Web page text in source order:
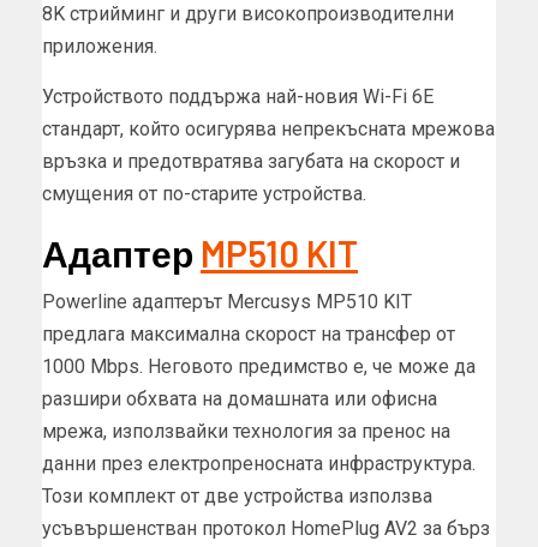
8K стрийминг и други високопроизводителни
приложения.
Устройството поддържа най-новия Wi-Fi 6E
стандарт, който осигурява непрекъсната мрежова
връзка и предотвратява загубата на скорост и
смущения от по-старите устройства.
Адаптер MP510 KIT
Powerline адаптерът Mercusys MP510 KIT
предлага максимална скорост на трансфер от
1000 Mbps. Неговото предимство е, че може да
разшири обхвата на домашната или офисна
мрежа, използвайки технология за пренос на
данни през електропреносната инфраструктура.
Този комплект от две устройства използва
усъвършенстван протокол HomePlug AV2 за бърз